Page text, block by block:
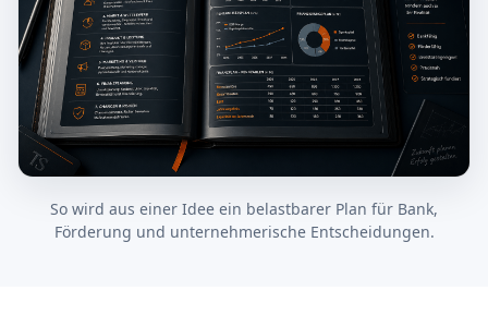
So wird aus einer Idee ein belastbarer Plan für Bank,
Förderung und unternehmerische Entscheidungen.